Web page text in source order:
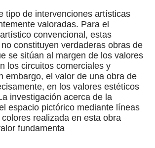
tipo de intervenciones artísticas
valoradas. Para el
convencional, estas
constituyen verdaderas obras de
se sitúan al margen de los valores
los circuitos comerciales y
embargo, el valor de una obra de
en los valores estéticos
investigación acerca de la
espacio pictórico mediante líneas
realizada en esta obra
fundamenta